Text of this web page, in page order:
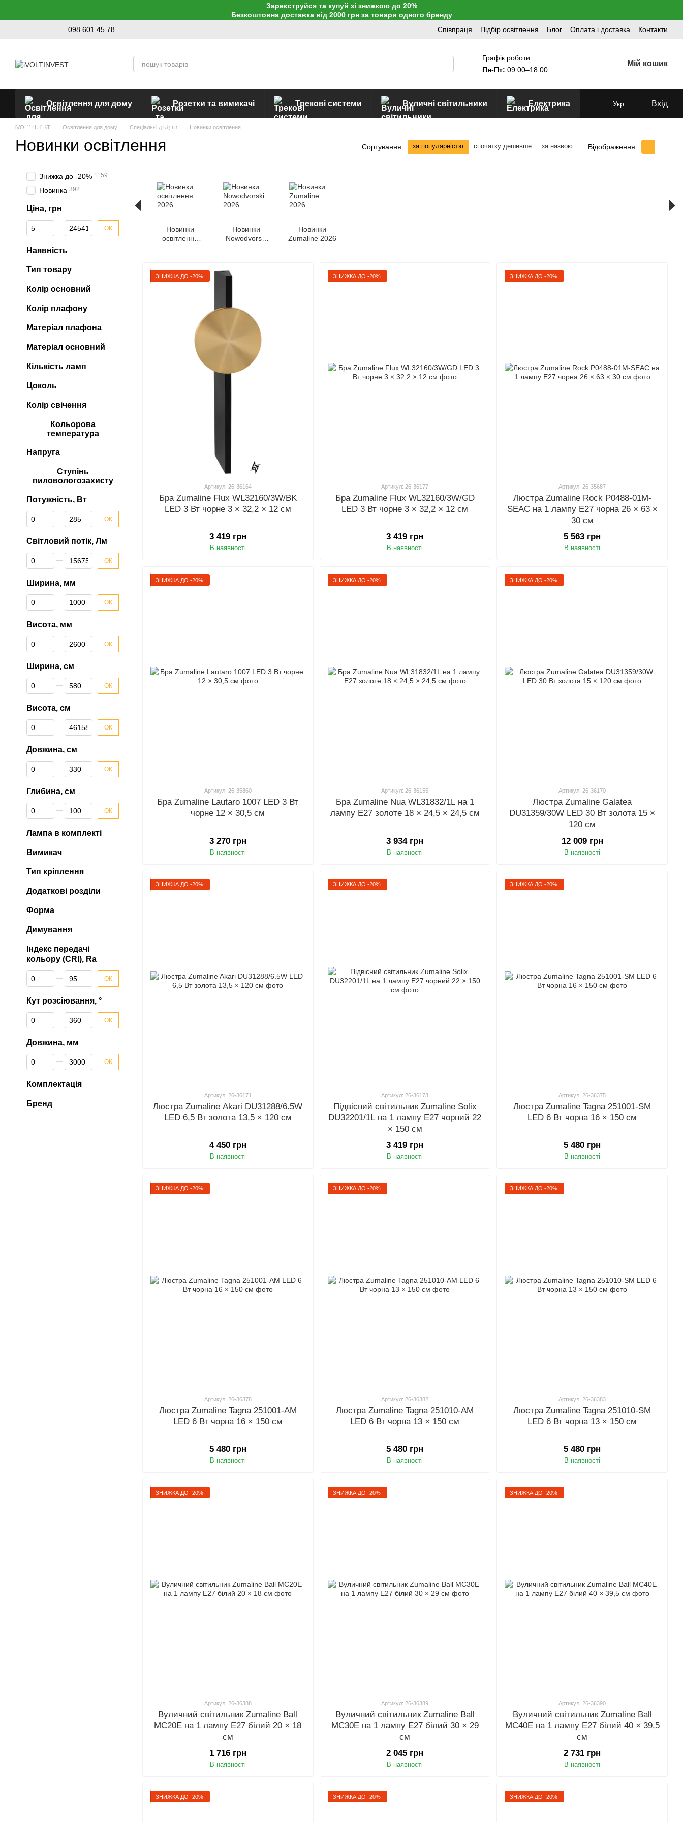
Зареєструйся та купуй зі знижкою до 20%
Безкоштовна доставка від 2000 грн за товари одного бренду
098 601 45 78
Співпраця Підбір освітлення Блог Оплата і доставка Контакти
Графік роботи:
Пн-Пт:09:00–18:00
Мій кошик
Освітлення для дому Розетки та вимикачі Трекові системи Вуличні світильники Електрика Укр Вхід
iVOLTINVEST Освітлення для дому Спеціальні добірки Новинки освітлення
Новинки освітлення Сортування: за популярністю спочатку дешевше за назвою Відображення:
Новинки
освітлення
Новинки
Nowodvorski
Новинки
Zumaline 2026
ЗНИЖКА ДО -20%
Артикул: 26-36164
Бра Zumaline Flux WL32160/3W/BK
LED 3 Вт чорне 3 × 32,2 × 12 см
3 419 грн
В наявності
ЗНИЖКА ДО -20%
Артикул: 26-36177
Бра Zumaline Flux WL32160/3W/GD
LED 3 Вт чорне 3 × 32,2 × 12 см
3 419 грн
В наявності
ЗНИЖКА ДО -20%
Артикул: 26-35687
Люстра Zumaline Rock P0488-01M-
SEAC на 1 лампу E27 чорна 26 × 63 ×
30 см
5 563 грн
В наявності
ЗНИЖКА ДО -20%
Артикул: 26-35860
Бра Zumaline Lautaro 1007 LED 3 Вт
чорне 12 × 30,5 см
3 270 грн
В наявності
ЗНИЖКА ДО -20%
Артикул: 26-36155
Бра Zumaline Nua WL31832/1L на 1
лампу E27 золоте 18 × 24,5 × 24,5 см
3 934 грн
В наявності
ЗНИЖКА ДО -20%
Артикул: 26-36170
Люстра Zumaline Galatea
DU31359/30W LED 30 Вт золота 15 ×
120 см
12 009 грн
В наявності
ЗНИЖКА ДО -20%
Артикул: 26-36171
Люстра Zumaline Akari DU31288/6.5W
LED 6,5 Вт золота 13,5 × 120 см
4 450 грн
В наявності
ЗНИЖКА ДО -20%
Артикул: 26-36173
Підвісний світильник Zumaline Solix
DU32201/1L на 1 лампу E27 чорний 22
× 150 см
3 419 грн
В наявності
ЗНИЖКА ДО -20%
Артикул: 26-36375
Люстра Zumaline Tagna 251001-SM
LED 6 Вт чорна 16 × 150 см
5 480 грн
В наявності
ЗНИЖКА ДО -20%
Артикул: 26-36378
Люстра Zumaline Tagna 251001-AM
LED 6 Вт чорна 16 × 150 см
5 480 грн
В наявності
ЗНИЖКА ДО -20%
Артикул: 26-36382
Люстра Zumaline Tagna 251010-AM
LED 6 Вт чорна 13 × 150 см
5 480 грн
В наявності
ЗНИЖКА ДО -20%
Артикул: 26-36383
Люстра Zumaline Tagna 251010-SM
LED 6 Вт чорна 13 × 150 см
5 480 грн
В наявності
ЗНИЖКА ДО -20%
Артикул: 26-36388
Вуличний світильник Zumaline Ball
MC20E на 1 лампу E27 білий 20 × 18
см
1 716 грн
В наявності
ЗНИЖКА ДО -20%
Артикул: 26-36389
Вуличний світильник Zumaline Ball
MC30E на 1 лампу E27 білий 30 × 29
см
2 045 грн
В наявності
ЗНИЖКА ДО -20%
Артикул: 26-36390
Вуличний світильник Zumaline Ball
MC40E на 1 лампу E27 білий 40 × 39,5
см
2 731 грн
В наявності
ЗНИЖКА ДО -20% ЗНИЖКА ДО -20% ЗНИЖКА ДО -20%
Знижка до -20% 1159
Новинка 392
Ціна, грн
Від Ціна, грн
До Ціна, грн ОК
Наявність
Тип товару
Колір основний
Колір плафону
Матеріал плафона
Матеріал основний
Кількість ламп
Цоколь
Колір свічення
Кольорова
температура
Напруга
Ступінь
пиловологозахисту
Потужність, Вт
Від Потужність, Вт
До Потужність, Вт ОК
Світловий потік, Лм
Від Світловий потік, Лм
До Світловий потік, Лм ОК
Ширина, мм
Від Ширина, мм
До Ширина, мм ОК
Висота, мм
Від Висота, мм
До Висота, мм ОК
Ширина, см
Від Ширина, см
До Ширина, см ОК
Висота, см
Від Висота, см
До Висота, см ОК
Довжина, см
Від Довжина, см
До Довжина, см ОК
Глибина, см
Від Глибина, см
До Глибина, см ОК
Лампа в комплекті
Вимикач
Тип кріплення
Додаткові розділи
Форма
Димування
Індекс передачі
кольору (CRI), Ra
Від Індекс передачі кольору (CRI), Ra
До Індекс передачі кольору (CRI), Ra
ОК
Кут розсіювання, °
Від Кут розсіювання, °
До Кут розсіювання, ° ОК
Довжина, мм
Від Довжина, мм
До Довжина, мм ОК
Комплектація
Бренд